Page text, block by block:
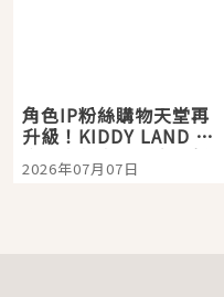
角色IP粉絲購物天堂再
升級！KIDDY LAND 原
宿店吉伊卡哇迎客，新
開幕 OMOKADO 店3分
2026年07月07日